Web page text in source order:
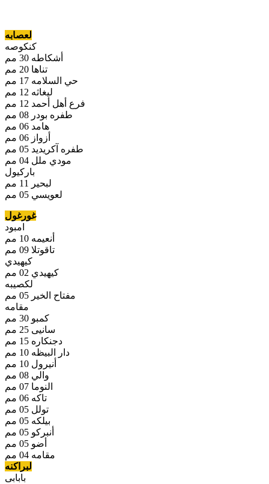
لعصابه
كنكوصه
أشكاطه 30 مم
تناها 20 مم
حي السلامه 17 مم
ليغاثه 12 مم
فرع أهل أحمد 12 مم
طفره بودر 08 مم
هامد 06 مم
أزواز 06 مم
طفره آكريديد 05 مم
مودي ملل 04 مم
باركيول
لبحير 11 مم
لعويسي 05 مم
غورغول
امبود
أنعيمه 10 مم
تاقوتلا 09 مم
كيهيدي
كيهيدي 02 مم
لكصيبه
مفتاح الخير 05 مم
مقامه
كمبو 30 مم
سانيى 25 مم
دجنكاره 15 مم
دار البيظه 10 مم
أنيرول 10 مم
والي 08 مم
النوما 07 مم
تاكه 06 مم
تولل 05 مم
بيلكه 05 مم
أنبركو 05 مم
أضو 05 مم
مقامه 04 مم
لبراكنه
بابابى